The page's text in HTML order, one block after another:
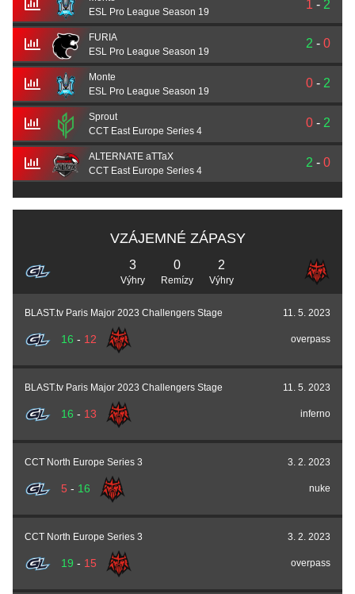
ESL Pro League Season 19
1 - 2
FURIA
ESL Pro League Season 19
2 - 0
Monte
ESL Pro League Season 19
0 - 2
Sprout
CCT East Europe Series 4
0 - 2
ALTERNATE aTTaX
CCT East Europe Series 4
2 - 0
VZÁJEMNÉ ZÁPASY
3
Výhry
0
Remízy
2
Výhry
BLAST.tv Paris Major 2023 Challengers Stage 11. 5. 2023
16 - 12 overpass
BLAST.tv Paris Major 2023 Challengers Stage 11. 5. 2023
16 - 13 inferno
CCT North Europe Series 3 3. 2. 2023
5- 16 nuke
CCT North Europe Series 3 3. 2. 2023
19 - 15 overpass